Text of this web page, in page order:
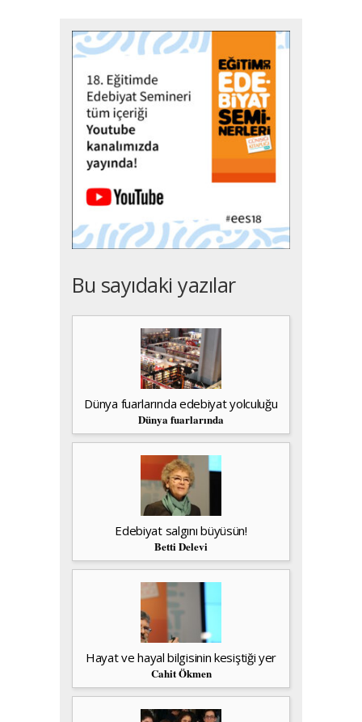
Bu sayıdaki yazılar
Dünya fuarlarında edebiyat yolculuğu
Dünya fuarlarında
Edebiyat salgını büyüsün!
Betti Delevi
Hayat ve hayal bilgisinin kesiştiği yer
Cahit Ökmen